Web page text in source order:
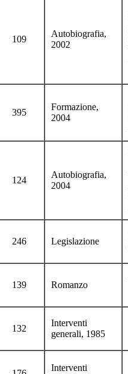
109
Autobiografia,
2002
395
Formazione,
2004
124
Autobiografia,
2004
246 Legislazione
139 Romanzo
132
Interventi
generali, 1985
Interventi